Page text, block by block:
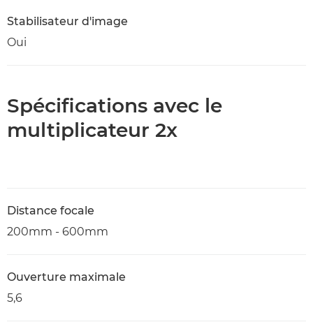
Stabilisateur d'image
Oui
Spécifications avec le
multiplicateur 2x
Distance focale
200mm - 600mm
Ouverture maximale
5,6